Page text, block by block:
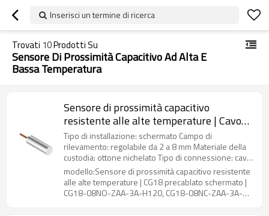
Inserisci un termine di ricerca
Trovati 10Prodotti Su
Sensore Di Prossimità Capacitivo Ad Alta E
Bassa Temperatura
Sensore di prossimità capacitivo
resistente alle alte temperature | Cavo
cilindrico M18 2M CG18 precablato
schermato | DADISICK
Tipo di installazione: schermato Campo di
rilevamento: regolabile da 2 a 8 mm Materiale della
custodia: ottone nichelato Tipo di connessione: cavo
da 2 m Metodo di uscita: NPN NO / NC, PNP NO / NC,
NPN NO e NC, PNP NO e NC
modello:Sensore di prossimità capacitivo resistente
alle alte temperature | CG18 precablato schermato |
CG18-08NO-ZAA-3A-H120, CG18-08NC-ZAA-3A-